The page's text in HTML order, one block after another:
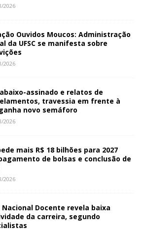
2026
Ouvidos Moucos: Administração
da UFSC se manifesta sobre
2026
assinado e relatos de
travessia em frente à
ganha novo semáforo
2026
mais R$ 18 bilhões para 2027
de bolsas e conclusão de
2026
Nacional Docente revela baixa
da carreira, segundo